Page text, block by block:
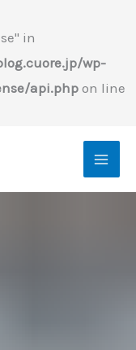
in
wp-
api.php on line